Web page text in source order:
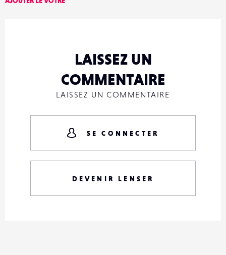
LAISSEZ UN
COMMENTAIRE
LAISSEZ UN COMMENTAIRE
SE CONNECTER
DEVENIR LENSER